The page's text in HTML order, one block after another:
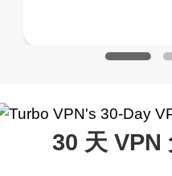
道 VPN 是什麼
在我使用它，
應用程式的好
它可以隨處連
網路可供切換
問，是我最喜
地的 IP 地址，並進
搜索，確實顯示我
30 天 VPN